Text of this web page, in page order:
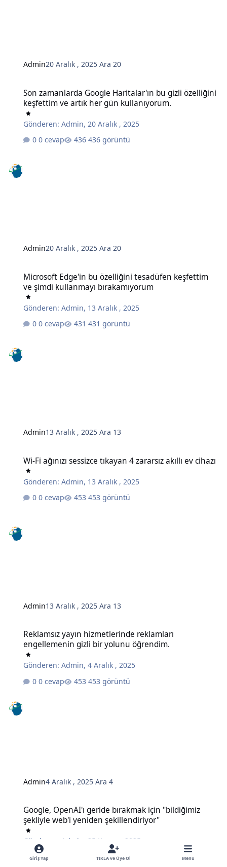
Admin20 Aralık , 2025Ara 20
Son zamanlarda Google Haritalar'ın bu gizli özelliğini
keşfettim ve artık her gün kullanıyorum.
Gönderen:Admin,20 Aralık , 2025
0 cevap
436 görüntü
Admin20 Aralık , 2025Ara 20
Microsoft Edge'in bu özelliğini tesadüfen keşfettim
ve şimdi kullanmayı bırakamıyorum
Gönderen:Admin, 13 Aralık , 2025
0 cevap
431 görüntü
Admin13 Aralık , 2025Ara 13
Wi-Fi ağınızı sessizce tıkayan 4 zararsız akıllı ev cihazı
Gönderen:Admin, 13 Aralık , 2025
0 cevap
453 görüntü
Admin13 Aralık , 2025Ara 13
Reklamsız yayın hizmetlerinde reklamları
engellemenin gizli bir yolunu öğrendim.
Gönderen:Admin,4 Aralık , 2025
0 cevap
453 görüntü
Admin4 Aralık , 2025Ara 4
Google, OpenAI'ı geride bırakmak için "bildiğimiz
şekliyle web'i yeniden şekillendiriyor"
Gönderen: Admin
25 Kasım , 2025
0 cevap
495 görüntü
Giriş Yap TIKLA ve Üye Ol Menu